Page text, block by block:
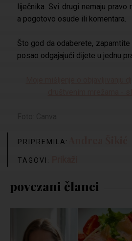
liječnika. Svi drugi nemaju
a pogotovo osude ili komentara.
Što god da odaberete,
posao odgajajući dijete u jednu
PRIPREMILA:
TAGOVI:
povezani članci